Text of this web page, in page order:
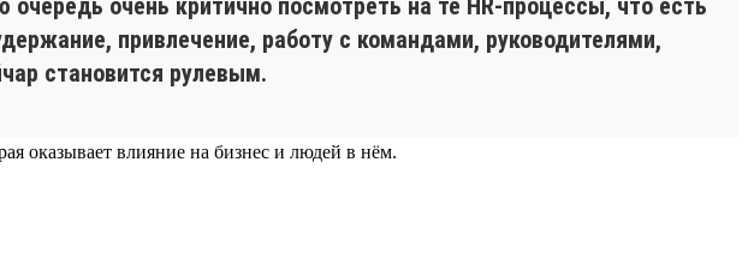
очень критично посмотреть на те HR-процессы, что есть
привлечение, работу с командами, руководителями,
становится рулевым.
оказывает влияние на бизнес и людей в нём.